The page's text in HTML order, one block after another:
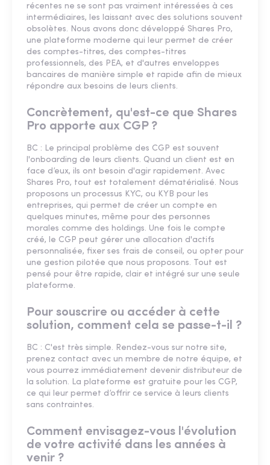
récentes ne se sont pas vraiment intéressées à ces
intermédiaires, les laissant avec des solutions souvent
obsolètes. Nous avons donc développé Shares Pro,
une plateforme moderne qui leur permet de créer
des comptes-titres, des comptes-titres
professionnels, des PEA, et d'autres enveloppes
bancaires de manière simple et rapide afin de mieux
répondre aux besoins de leurs clients.
Concrètement, qu'est-ce que Shares
Pro apporte aux CGP ?
BC : Le principal problème des CGP est souvent
l'onboarding de leurs clients. Quand un client est en
face d’eux, ils ont besoin d'agir rapidement. Avec
Shares Pro, tout est totalement dématérialisé. Nous
proposons un processus KYC, ou KYB pour les
entreprises, qui permet de créer un compte en
quelques minutes, même pour des personnes
morales comme des holdings. Une fois le compte
créé, le CGP peut gérer une allocation d'actifs
personnalisée, fixer ses frais de conseil, ou opter pour
une gestion pilotée que nous proposons. Tout est
pensé pour être rapide, clair et intégré sur une seule
plateforme.
Pour souscrire ou accéder à cette
solution, comment cela se passe-t-il ?
BC : C'est très simple. Rendez-vous sur notre site,
prenez contact avec un membre de notre équipe, et
vous pourrez immédiatement devenir distributeur de
la solution. La plateforme est gratuite pour les CGP,
ce qui leur permet d’offrir ce service à leurs clients
sans contraintes.
Comment envisagez-vous l'évolution
de votre activité dans les années à
venir ?